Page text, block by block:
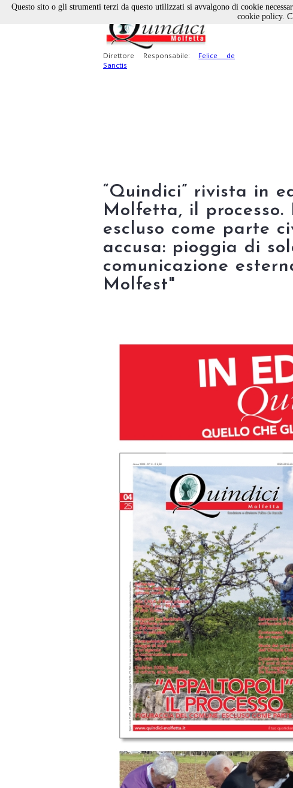
Direttore Responsabile: Felice de
Sanctis
“Quindici” rivista in
Molfetta, il processo.
escluso come parte
accusa: pioggia di
comunicazione
Molfest"
Questo sito o gli strumenti terzi da questo utilizzati si avvalgono di cookie
cookie policy.